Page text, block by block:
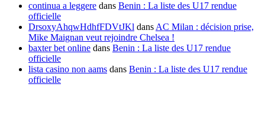
continua a leggere dans Benin : La liste des U17 rendue
officielle
DrsoxyAhqwHdhfFDVtJKl dans AC Milan : décision prise,
Mike Maignan veut rejoindre Chelsea !
baxter bet online dans Benin : La liste des U17 rendue
officielle
lista casino non aams dans Benin : La liste des U17 rendue
officielle